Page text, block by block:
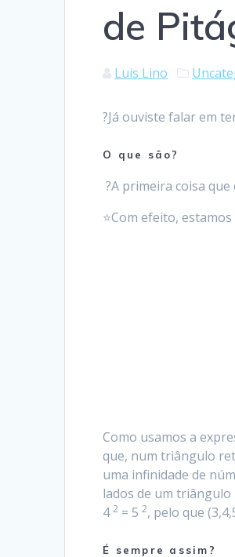
de
Luis Lino
?Já ouviste falar em
O que são?
?A primeira coisa
⭐Com efeito,
Como usamos a
que, num triângulo
uma infinidade de
lados de um
4 2 = 5 2, pelo que
É sempre assim?